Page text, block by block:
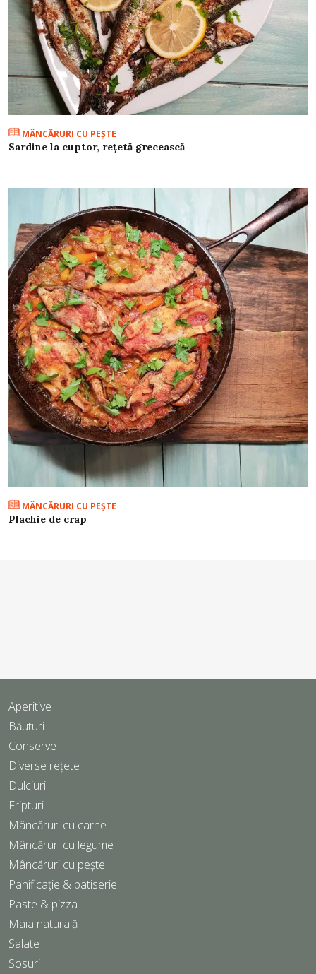
MÂNCĂRURI CU PEŞTE
Sardine la cuptor, rețetă grecească
MÂNCĂRURI CU PEŞTE
Plachie de crap
Aperitive
Băuturi
Conserve
Diverse rețete
Dulciuri
Fripturi
Mâncăruri cu carne
Mâncăruri cu legume
Mâncăruri cu pește
Panificație & patiserie
Paste & pizza
Maia naturală
Salate
Sosuri